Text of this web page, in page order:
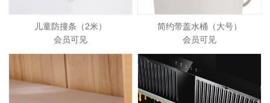
儿童防撞条（2米）
会员可见
简约带盖水桶（大号）
会员可见